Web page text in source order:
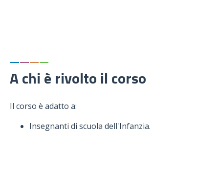
————
A chi è rivolto il corso
Il corso è adatto a:
Insegnanti di scuola dell'Infanzia.